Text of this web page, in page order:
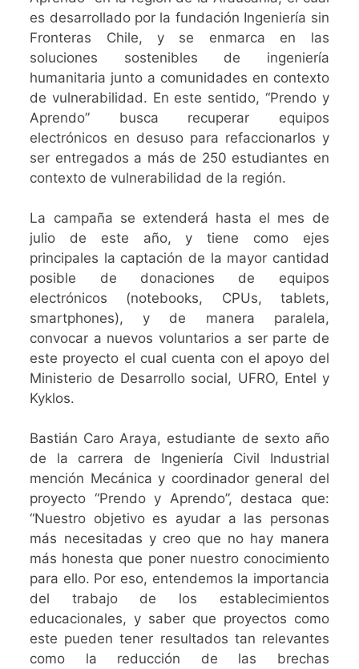
es desarrollado por la fundación Ingeniería sin
Fronteras Chile, y se enmarca en las
soluciones sostenibles de ingeniería
humanitaria junto a comunidades en contexto
de vulnerabilidad. En este sentido, “Prendo y
Aprendo” busca recuperar equipos
electrónicos en desuso para refaccionarlos y
ser entregados a más de 250 estudiantes en
contexto de vulnerabilidad de la región.
La campaña se extenderá hasta el mes de
julio de este año, y tiene como ejes
principales la captación de la mayor cantidad
posible de donaciones de equipos
electrónicos (notebooks, CPUs, tablets,
smartphones), y de manera paralela,
convocar a nuevos voluntarios a ser parte de
este proyecto el cual cuenta con el apoyo del
Ministerio de Desarrollo social, UFRO, Entel y
Kyklos.
Bastián Caro Araya, estudiante de sexto año
de la carrera de Ingeniería Civil Industrial
mención Mecánica y coordinador general del
proyecto “Prendo y Aprendo”, destaca que:
“Nuestro objetivo es ayudar a las personas
más necesitadas y creo que no hay manera
más honesta que poner nuestro conocimiento
para ello. Por eso, entendemos la importancia
del trabajo de los establecimientos
educacionales, y saber que proyectos como
este pueden tener resultados tan relevantes
como la reducción de las brechas